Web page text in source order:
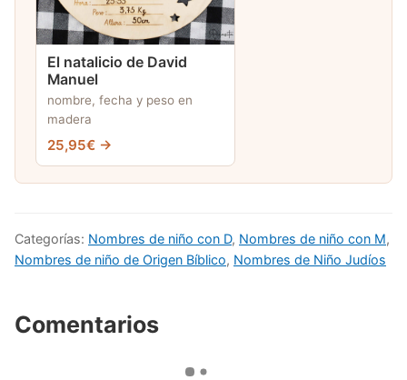
El natalicio de David
Manuel
nombre, fecha y peso en
madera
25,95€ →
Categorías: Nombres de niño con D, Nombres de niño con M,
Nombres de niño de Origen Bíblico, Nombres de Niño Judíos
Comentarios